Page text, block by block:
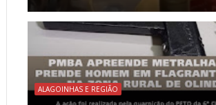
ALAGOINHAS E REGIÃO